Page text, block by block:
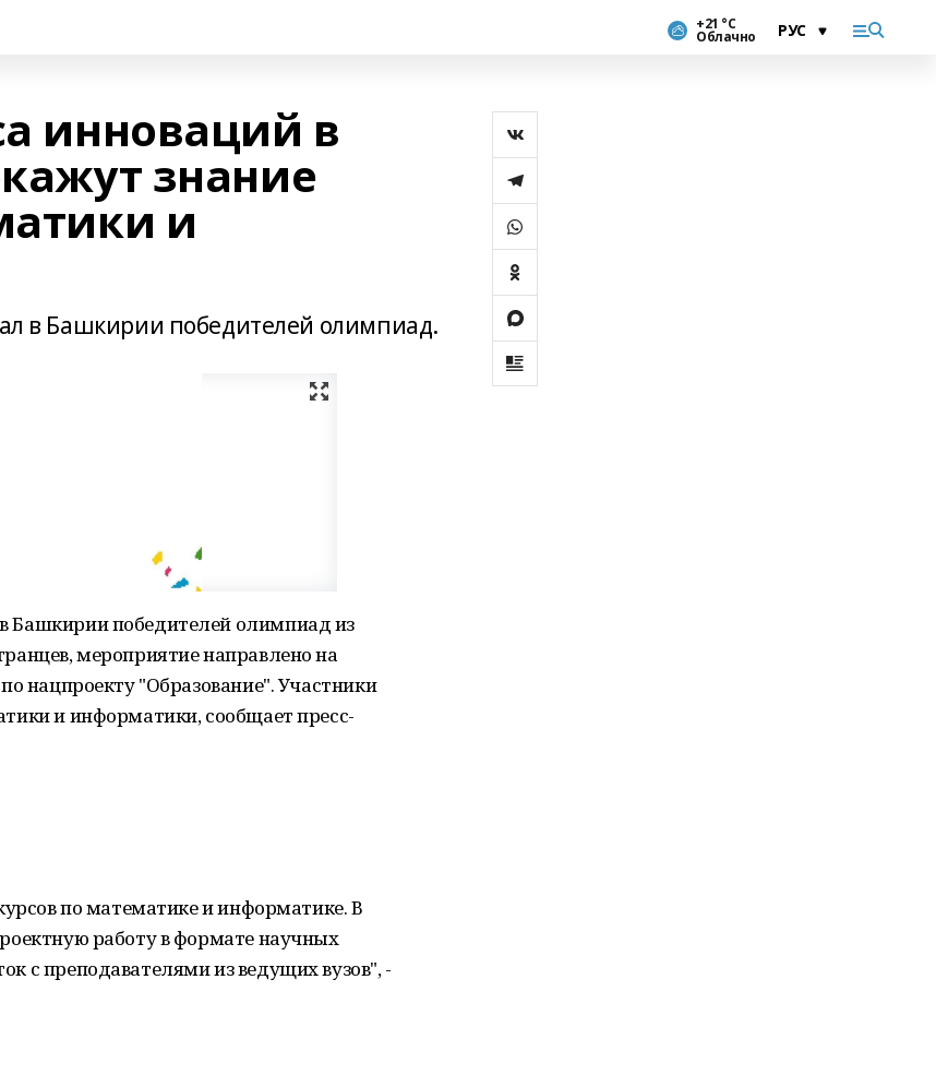
+21 °С
Облачно
инноваций в
знание
и
в Башкирии победителей олимпиад.
Башкирии победителей олимпиад из
мероприятие направлено на
нацпроекту "Образование". Участники
и информатики, сообщает пресс-
по математике и информатике. В
работу в формате научных
с преподавателями из ведущих вузов", -